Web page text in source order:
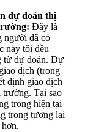
dự đoán thị
Đây là
người đã có
này tôi đều
từ dự đoán. Dự
dịch (trong
định giao dịch
trường. Tại sao
trong hiện tại
trong tương lai